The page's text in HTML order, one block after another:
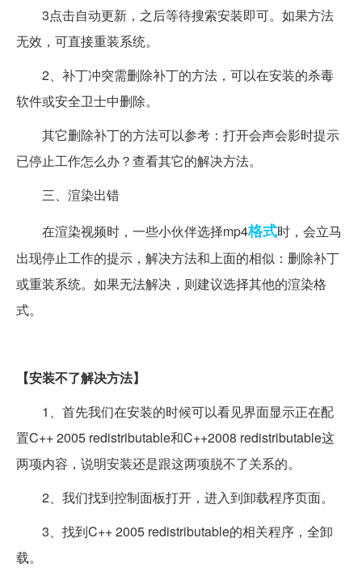
3点击自动更新，之后等待搜索安装即可。如果方法
无效，可直接重装系统。
2、补丁冲突需删除补丁的方法，可以在安装的杀毒
软件或安全卫士中删除。
其它删除补丁的方法可以参考：打开会声会影时提示
已停止工作怎么办？查看其它的解决方法。
三、渲染出错
在渲染视频时，一些小伙伴选择mp4格式时，会立马
出现停止工作的提示，解决方法和上面的相似：删除补丁
或重装系统。如果无法解决，则建议选择其他的渲染格
式。
【安装不了解决方法】
1、首先我们在安装的时候可以看见界面显示正在配
置C++ 2005 redistributable和C++2008 redistributable这
两项内容，说明安装还是跟这两项脱不了关系的。
2、我们找到控制面板打开，进入到卸载程序页面。
3、找到C++ 2005 redistributable的相关程序，全卸
载。